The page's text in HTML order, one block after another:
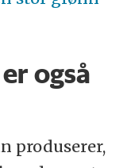
også
produserer,